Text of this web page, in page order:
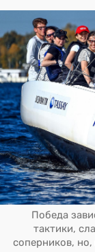
Победа
тактики,
соперников,